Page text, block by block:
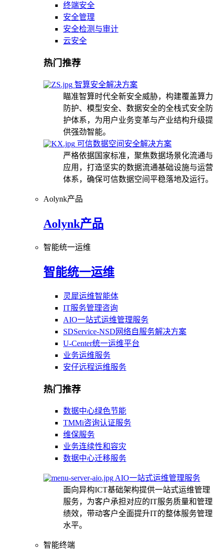
终端安全
安全管理
安全检测与审计
云安全
热门推荐
智算安全解决方案
瞄准智算时代全新安全威胁，构建覆盖算力
防护、模型安全、数据安全的全栈式安全防
护体系，为用户业务变革与产业结构升级提
供强劲智能。
可信数据空间安全解决方案
严格依据国家标准，聚焦数据场景化流通与
应用，打造坚实的数据流通基础设施与运营
体系，确保可信数据空间平稳落地及运行。
Aolynk产品
Aolynk产品
智能统一运维
智能统一运维
灵犀运维智能体
IT服务管理咨询
AIO一站式运维管理服务
SDService-NSD网络自服务解决方案
U-Center统一运维平台
业务运维服务
安仔远程运维服务
热门推荐
数据中心绿色节能
TMMi咨询认证服务
维保服务
业务连续性和容灾
数据中心迁移服务
AIO一站式运维管理服务
面向异构ICT基础架构提供一站式运维管理
服务，为客户承担对应的IT服务质量和管理
绩效，带动客户全面提升IT的整体服务管理
水平。
智能终端